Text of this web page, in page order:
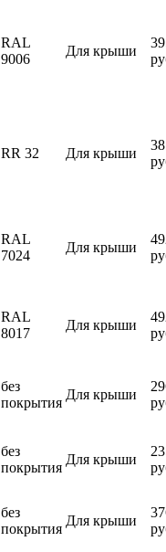
RAL
9006
Для крыши
RR 32 Для крыши
RAL
7024
Для крыши
RAL
8017
Для крыши
без
покрытия
Для крыши
без
покрытия
Для крыши
без
покрытия
Для крыши